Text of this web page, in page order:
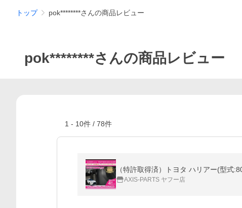
トップ pok********さんの商品レビュー
pok********さんの商品レビュー
1 - 10件 / 78件
（特許取得済）トヨタ ハリアー(型式
AXIS-PARTS ヤフー店